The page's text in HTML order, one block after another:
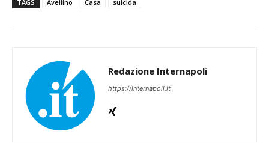
TAGS Avellino Casa suicida
Redazione Internapoli
https://internapoli.it